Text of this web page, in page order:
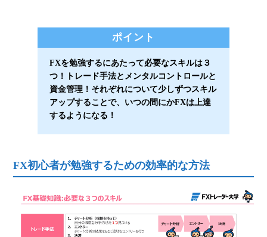
ポイント
FXを勉強するにあたって必要なスキルは３
つ！トレード手法とメンタルコントロールと
資金管理！それぞれについて少しずつスキル
アップすることで、いつの間にかFXは上達
するようになる！
FX初心者が勉強するための効率的な方法